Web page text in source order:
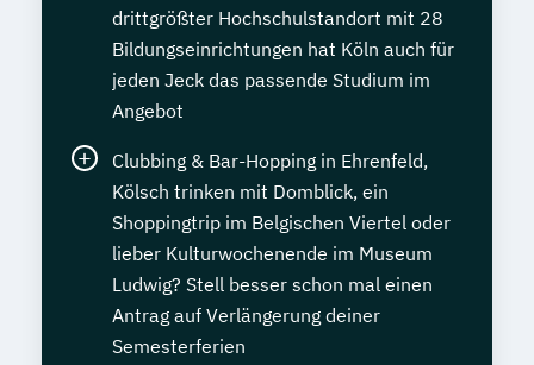
drittgrößter Hochschulstandort mit 28
Bildungseinrichtungen hat Köln auch für
jeden Jeck das passende Studium im
Angebot
Clubbing & Bar-Hopping in Ehrenfeld,
Kölsch trinken mit Domblick, ein
Shoppingtrip im Belgischen Viertel oder
lieber Kulturwochenende im Museum
Ludwig? Stell besser schon mal einen
Antrag auf Verlängerung deiner
Semesterferien